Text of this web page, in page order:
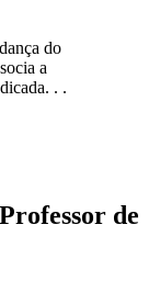
do
a
. .
de